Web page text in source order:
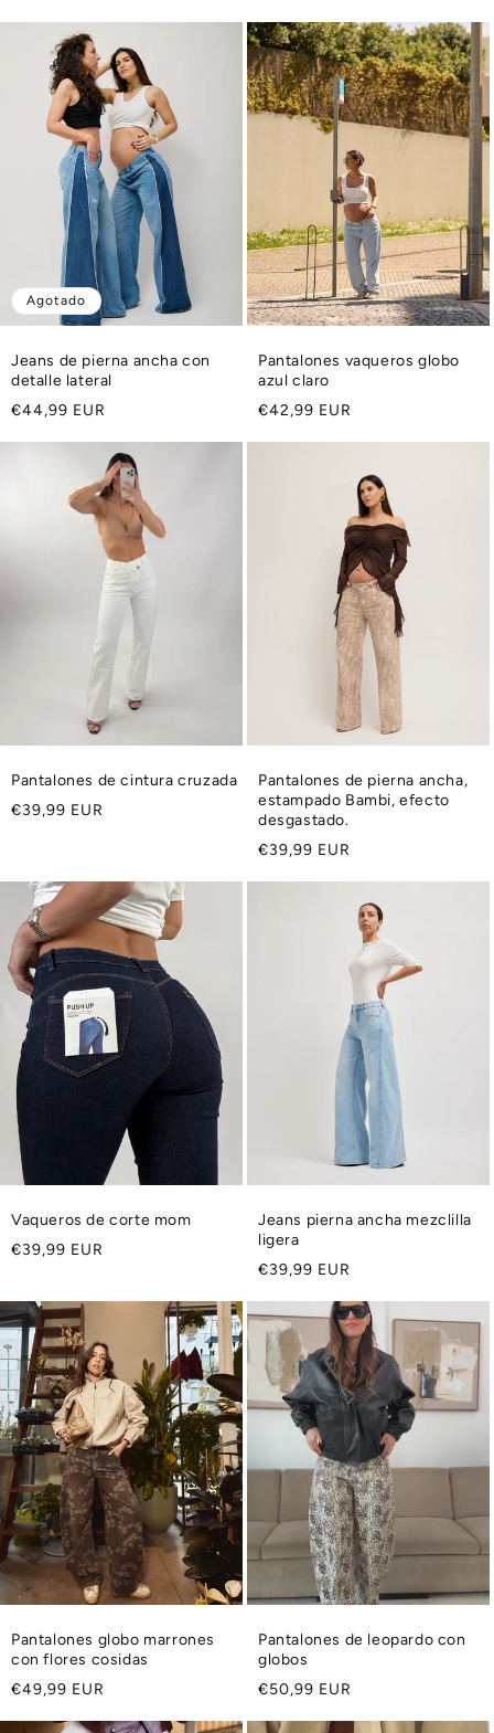
Agotado
Jeans de pierna ancha con
detalle lateral
Precio
€44,99 EUR
Pantalones vaqueros globo
azul claro
Precio
€42,99 EUR
Pantalones de cintura cruzada
Precio
€39,99 EUR
Pantalones de pierna ancha,
estampado Bambi, efecto
desgastado.
Precio
€39,99 EUR
Vaqueros de corte mom
Precio
€39,99 EUR
Jeans pierna ancha mezclilla
ligera
Precio
€39,99 EUR
Pantalones globo marrones
con flores cosidas
Precio
€49,99 EUR
Pantalones de leopardo con
globos
Precio
€50,99 EUR